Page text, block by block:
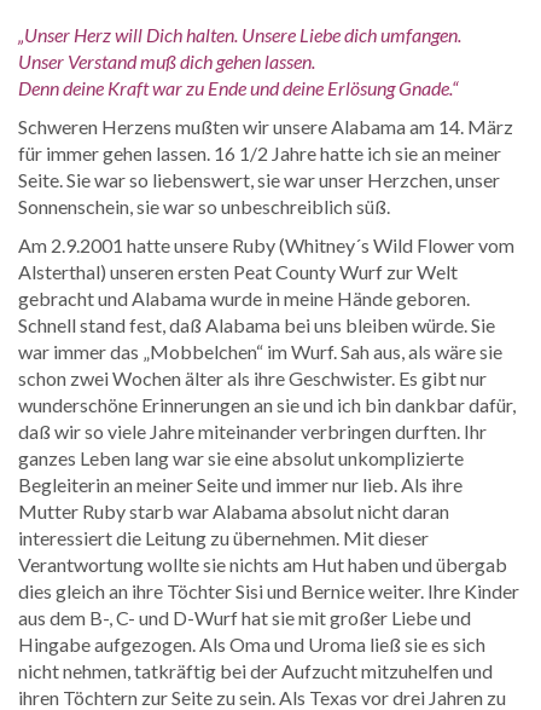
„Unser Herz will Dich halten. Unsere Liebe dich umfangen.
Unser Verstand muß dich gehen lassen.
Denn deine Kraft war zu Ende und deine Erlösung Gnade.“
Schweren Herzens mußten wir unsere Alabama am 14. März
für immer gehen lassen. 16 1/2 Jahre hatte ich sie an meiner
Seite. Sie war so liebenswert, sie war unser Herzchen, unser
Sonnenschein, sie war so unbeschreiblich süß.
Am 2.9.2001 hatte unsere Ruby (Whitney´s Wild Flower vom
Alsterthal) unseren ersten Peat County Wurf zur Welt
gebracht und Alabama wurde in meine Hände geboren.
Schnell stand fest, daß Alabama bei uns bleiben würde. Sie
war immer das „Mobbelchen“ im Wurf. Sah aus, als wäre sie
schon zwei Wochen älter als ihre Geschwister. Es gibt nur
wunderschöne Erinnerungen an sie und ich bin dankbar dafür,
daß wir so viele Jahre miteinander verbringen durften. Ihr
ganzes Leben lang war sie eine absolut unkomplizierte
Begleiterin an meiner Seite und immer nur lieb. Als ihre
Mutter Ruby starb war Alabama absolut nicht daran
interessiert die Leitung zu übernehmen. Mit dieser
Verantwortung wollte sie nichts am Hut haben und übergab
dies gleich an ihre Töchter Sisi und Bernice weiter. Ihre Kinder
aus dem B-, C- und D-Wurf hat sie mit großer Liebe und
Hingabe aufgezogen. Als Oma und Uroma ließ sie es sich
nicht nehmen, tatkräftig bei der Aufzucht mitzuhelfen und
ihren Töchtern zur Seite zu sein. Als Texas vor drei Jahren zu